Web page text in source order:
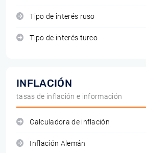
Tipo de interés ruso
Tipo de interés turco
INFLACIÓN
tasas de inflación e información
Calculadora de inflación
Inflación Alemán